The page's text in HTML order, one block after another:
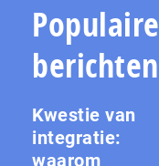
Populaire
berichten
Kwestie van
integratie:
waarom